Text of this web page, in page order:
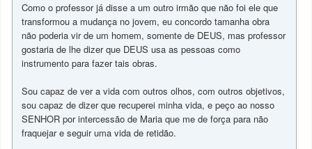
Como o professor já disse a um outro irmão que não foi ele que
transformou a mudança no jovem, eu concordo tamanha obra
não poderia vir de um homem, somente de DEUS, mas professor
gostaria de lhe dizer que DEUS usa as pessoas como
instrumento para fazer tais obras.
Sou capaz de ver a vida com outros olhos, com outros objetivos,
sou capaz de dizer que recuperei minha vida, e peço ao nosso
SENHOR por intercessão de Maria que me de força para não
fraquejar e seguir uma vida de retidão.